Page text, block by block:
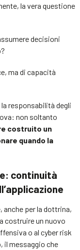
la vera questione
decisioni
ma di capacità
responsabilità degli
non soltanto
costruito un
quando la
continuità
per la dottrina,
costruire un nuovo
o al cyber risk
il messaggio che